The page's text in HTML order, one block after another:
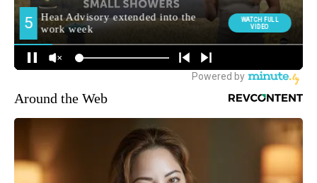
Around the Web